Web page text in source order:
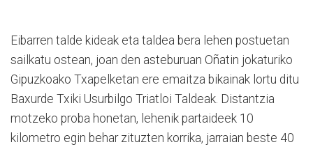
Eibarren talde kideak eta taldea bera lehen postuetan
sailkatu ostean, joan den asteburuan Oñatin jokaturiko
Gipuzkoako Txapelketan ere emaitza bikainak lortu ditu
Baxurde Txiki Usurbilgo Triatloi Taldeak. Distantzia
motzeko proba honetan, lehenik partaideek 10
kilometro egin behar zituzten korrika, jarraian beste 40